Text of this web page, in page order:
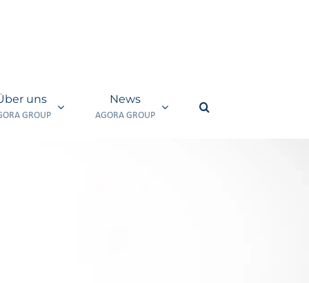
uns
GROUP
News
AGORA GROUP